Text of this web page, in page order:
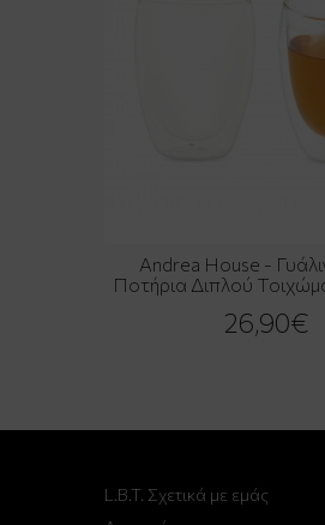
Andrea House -
Ποτήρια Διπλού
26,90€
L.B.T. Σχετικά με εμάς